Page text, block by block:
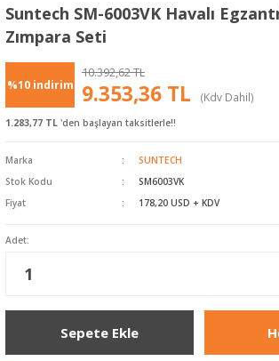
Suntech SM-6003VK Havalı
Zımpara Seti
%10 indirim
10.392,62 TL
9.353,36 TL (Kdv Dahil)
1.283,77 TL 'den başlayan taksitlerle!!
Marka
SUNTECH
Stok Kodu
SM6003VK
Fiyat
178,20 USD + KDV
Adet:
Sepete Ekle